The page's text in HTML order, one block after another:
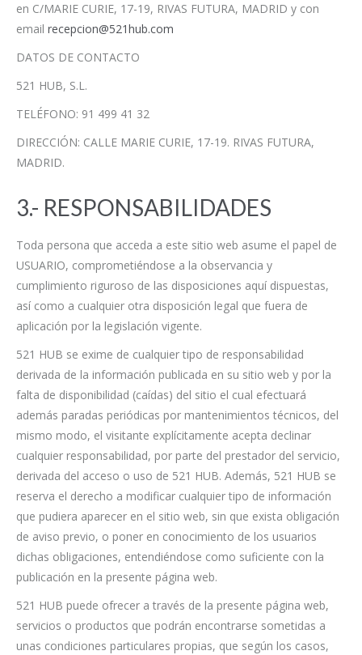
en C/MARIE CURIE, 17-19, RIVAS FUTURA, MADRID y con
email recepcion@521hub.com
DATOS DE CONTACTO
521 HUB, S.L.
TELÉFONO: 91 499 41 32
DIRECCIÓN: CALLE MARIE CURIE, 17-19. RIVAS FUTURA,
MADRID.
3.- RESPONSABILIDADES
Toda persona que acceda a este sitio web asume el papel de
USUARIO, comprometiéndose a la observancia y
cumplimiento riguroso de las disposiciones aquí dispuestas,
así como a cualquier otra disposición legal que fuera de
aplicación por la legislación vigente.
521 HUB se exime de cualquier tipo de responsabilidad
derivada de la información publicada en su sitio web y por la
falta de disponibilidad (caídas) del sitio el cual efectuará
además paradas periódicas por mantenimientos técnicos, del
mismo modo, el visitante explícitamente acepta declinar
cualquier responsabilidad, por parte del prestador del servicio,
derivada del acceso o uso de 521 HUB. Además, 521 HUB se
reserva el derecho a modificar cualquier tipo de información
que pudiera aparecer en el sitio web, sin que exista obligación
de aviso previo, o poner en conocimiento de los usuarios
dichas obligaciones, entendiéndose como suficiente con la
publicación en la presente página web.
521 HUB puede ofrecer a través de la presente página web,
servicios o productos que podrán encontrarse sometidas a
unas condiciones particulares propias, que según los casos,